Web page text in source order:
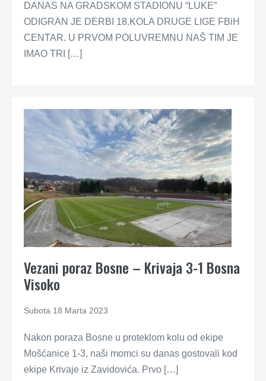
DANAS NA GRADSKOM STADIONU “LUKE”
ODIGRAN JE DERBI 18.KOLA DRUGE LIGE FBiH
CENTAR. U PRVOM POLUVREMNU NAŠ TIM JE
IMAO TRI […]
Vezani poraz Bosne – Krivaja 3-1 Bosna
Visoko
Subota 18 Marta 2023
Nakon poraza Bosne u proteklom kolu od ekipe
Mošćanice 1-3, naši momci su danas gostovali kod
ekipe Krivaje iz Zavidovića. Prvo […]